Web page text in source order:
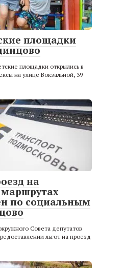
площадки
площадки открылись в
на улице Вокзальной, 39
на
по социальным
Совета депутатов
льгот на проезд